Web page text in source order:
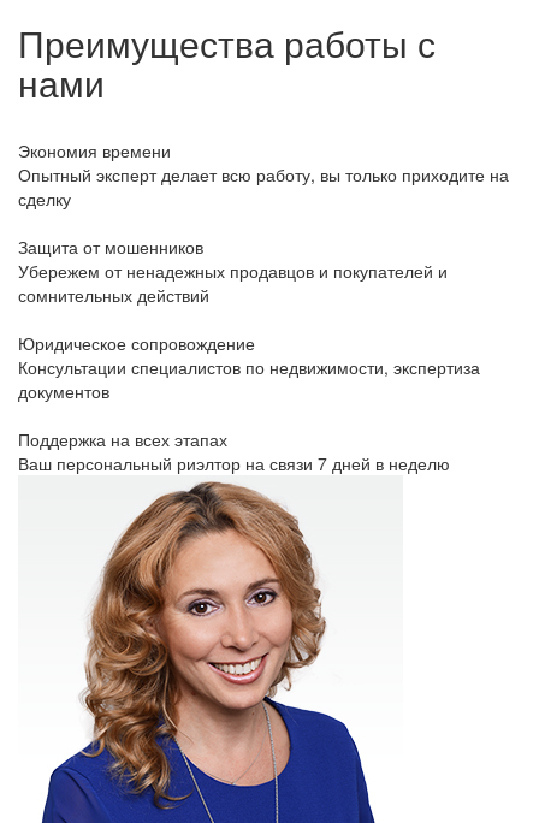
Преимущества работы с
нами
Экономия времени
Опытный эксперт делает всю работу, вы только приходите на
сделку
Защита от мошенников
Убережем от ненадежных продавцов и покупателей и
сомнительных действий
Юридическое сопровождение
Консультации специалистов по недвижимости, экспертиза
документов
Поддержка на всех этапах
Ваш персональный риэлтор на связи 7 дней в неделю